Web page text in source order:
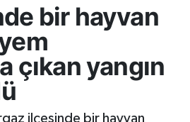
bir hayvan
çıkan yangın
ilçesinde bir hayvan